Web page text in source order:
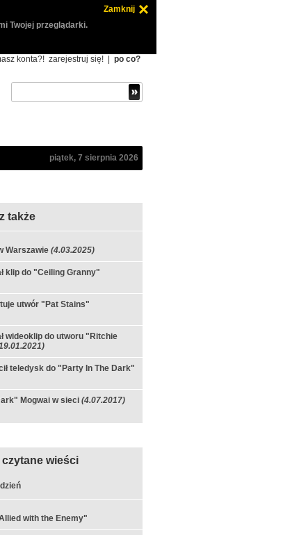
Zamknij
Twojej przeglądarki.
konta?! zarejestruj się! po co?
piątek, 7 sierpnia 2026
także
Warszawie (4.03.2025)
klip do "Ceiling Granny"
utwór "Pat Stains"
wideoklip do utworu "Ritchie
teledysk do "Party In The Dark"
Mogwai w sieci (4.07.2017)
czytane wieści
with the Enemy"